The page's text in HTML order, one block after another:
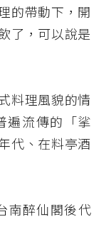
的帶動下，開
了，可以說是
料理風貌的情
遍流傳的「挲
代、在料亭酒
南醉仙閣後代